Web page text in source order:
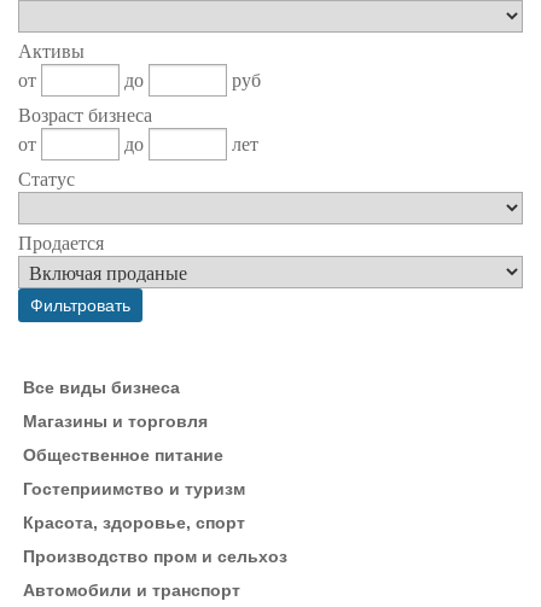
Активы
от
до
руб
Возраст бизнеса
от
до
лет
Статус
Продается
Все виды бизнеса
Магазины и торговля
Общественное питание
Гостеприимство и туризм
Красота, здоровье, спорт
Производство пром и сельхоз
Автомобили и транспорт